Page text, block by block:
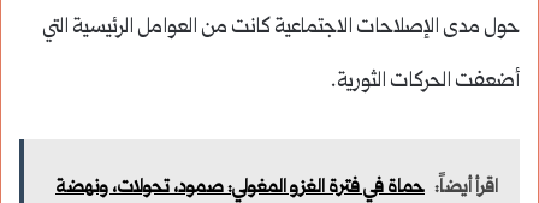
حول مدى الإصلاحات الاجتماعية كانت من العوامل الرئيسية التي
أضعفت الحركات الثورية.
اقرأ أيضاً: حماة في فترة الغزو المغولي: صمود، تحولات، ونهضة